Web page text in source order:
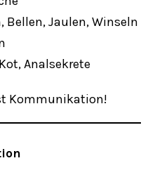
Bellen, Jaulen, Winseln
Analsekrete
Kommunikation!